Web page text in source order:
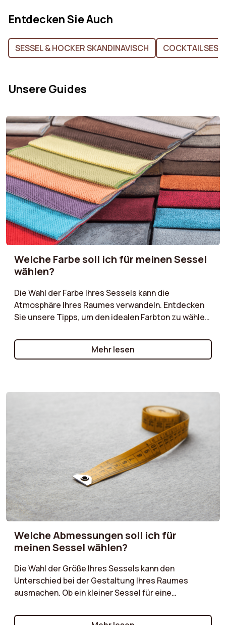
Entdecken Sie Auch
SESSEL & HOCKER SKANDINAVISCH
Unsere Guides
Welche Farbe soll ich für meinen Sessel
wählen?
Die Wahl der Farbe Ihres Sessels kann die
Atmosphäre Ihres Raumes verwandeln. Entdecken
Sie unsere Tipps, um den idealen Farbton zu wählen,
gleichzeitig einen eleganten Akzent setzt. Neutrale
Farben für eine beruhigende Atmosphäre, kräftige
Sie, wie Sie Ihren Sessel mit dem Stil Ihres Interieurs
harmonisch in den Raum einfügt, oder einen, der
zum Mittelpunkt wird, unsere Ratschläge helfen
Mehr lesen
Welche Abmessungen soll ich für
meinen Sessel wählen?
Die Wahl der Größe Ihres Sessels kann den
Unterschied bei der Gestaltung Ihres Raumes
ausmachen. Ob ein kleiner Sessel für eine
geräumiges Wohnzimmer, unser Einkaufsführer hilft